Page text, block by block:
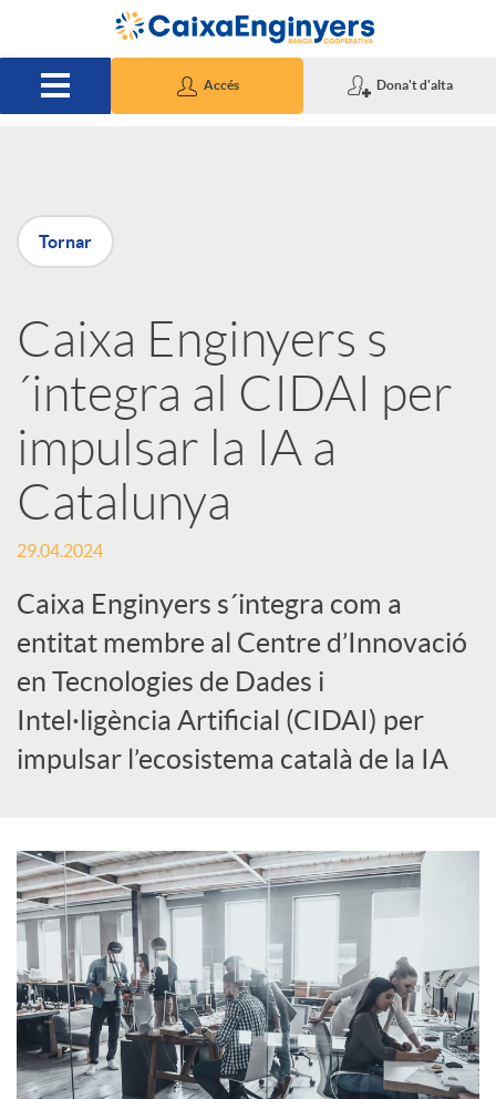
Salta al contingut principal
Accés Dona't d'alta
P
u
b
l
i
c
a
d
o
r
d
e
c
Tornar
Caixa Enginyers s
´integra al CIDAI per
impulsar la IA a
Catalunya
29.04.2024
Caixa Enginyers s´integra com a
entitat membre al Centre d’Innovació
en Tecnologies de Dades i
Intel·ligència Artificial (CIDAI) per
impulsar l’ecosistema català de la IA